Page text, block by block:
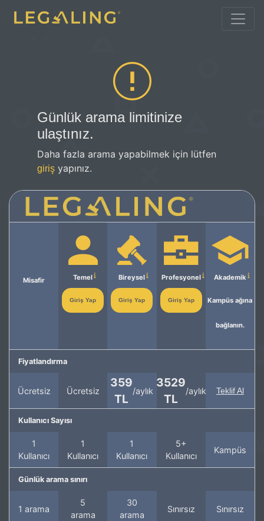
Günlük arama limitinize
ulaştınız.
Daha fazla arama yapabilmek için lütfen
giriş yapınız.
Misafir Temel
Giriş Yap
Bireysel
Giriş Yap
Profesyonel
Giriş Yap
Akademik
Kampüs ağına
bağlanın.
Fiyatlandırma
Ücretsiz Ücretsiz
359
TL
/aylık
3529
TL
/aylık Teklif Al
Kullanıcı Sayısı
1
Kullanıcı
1
Kullanıcı
1
Kullanıcı
5+
Kullanıcı
Kampüs
Günlük arama sınırı
1 arama
5
arama
30
arama
Sınırsız Sınırsız